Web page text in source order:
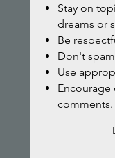
Stay on
dreams or
Be
Don't
Use
Encourage
comments.